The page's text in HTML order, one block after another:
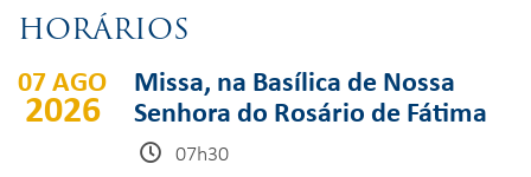
HORÁRIOS
07 AGO
2026
Missa, na Basílica de Nossa
Senhora do Rosário de Fátima
07h30